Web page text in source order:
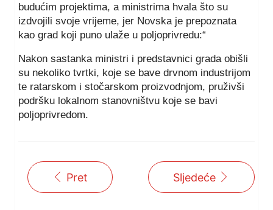
budućim projektima, a ministrima hvala što su
izdvojili svoje vrijeme, jer Novska je prepoznata
kao grad koji puno ulaže u poljoprivredu:“
Nakon sastanka ministri i predstavnici grada obišli
su nekoliko tvrtki, koje se bave drvnom industrijom
te ratarskom i stočarskom proizvodnjom, pruživši
podršku lokalnom stanovništvu koje se bavi
poljoprivredom.
Pret Sljedeće